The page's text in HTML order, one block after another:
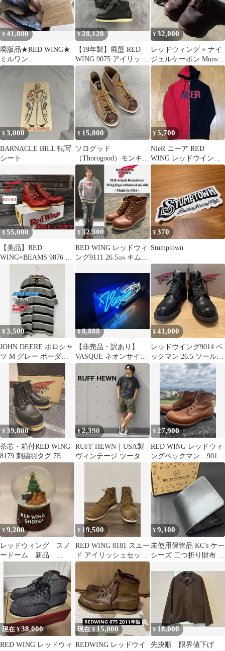
¥41,800
廃版品★RED WING★
ミルワン
★9086★9.5D★MIL1★
¥28,120
【19年製】廃盤 RED
WING 9075 アイリッシ
ュセッター モックトゥ
¥32,000
レッドウィング × ナイ
ジェルケーボン Munson
Boots
¥3,000
BARNACLE BILL 転写
シート
¥ 15,000
ソログッド
（Thorogood）モンキー
ブーツ スエード レザー
限定価格
¥5,700
NieR ニーア RED
WING レッドウイング
バイカラー パーカー F
¥55,000
【美品】RED
WING×BEAMS 9876 半
円犬タグ US10E 28cm
¥32,300
RED WING レッドウィ
ング9111 26.5㎝ キムタ
¥370
Stumptown
¥3,500
JOHN DEERE ポロシャ
ツ M グレー ボーダー
柄 半袖 メンズ
¥8,888
【非売品・訳あり】
VASQUE ネオンサイン
店舗用看板 ヴィンテー
ジ
¥41,000
レッドウイング9014 ベ
ックマン 26.5 ソール交
換済み
¥39,800
茶芯・箱付RED WING
8179 刺繍羽タグ 7E ア
イリッシュセッター
¥2,390
RUFF HEWN｜USA製
ヴィンテージ ツータッ
¥ 27,900
RED WING レッドウィ
ングベックマン 9016
9 27cm
¥9,200
レッドウィング スノ
ードーム 新品
¥ 19,500
RED WING 8181 スエー
ド アイリッシュセッタ
ー US8D 26cm
¥9,100
未使用保管品 KC's ケー
シーズ 二つ折り財布 ブ
現在 ¥38,000
RED WING レッドウィ
現在 ¥ 15,000
REDWING レッドウイ
¥ 18,000
先決順 限界値下げ